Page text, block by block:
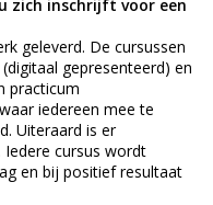
zich inschrijft voor een
geleverd. De cursussen
gepresenteerd) en
practicum
iedereen mee te
Uiteraard is er
cursus wordt
en bij positief resultaat